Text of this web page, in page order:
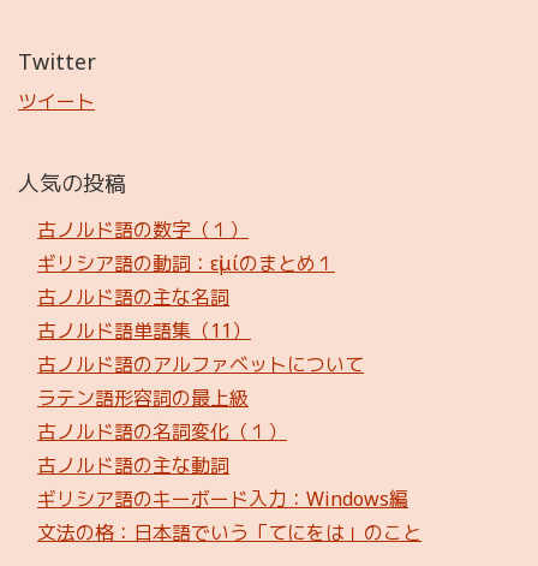
Twitter
ツイート
人気の投稿
古ノルド語の数字（１）
ギリシア語の動詞：εἰμίのまとめ１
古ノルド語の主な名詞
古ノルド語単語集（11）
古ノルド語のアルファベットについて
ラテン語形容詞の最上級
古ノルド語の名詞変化（１）
古ノルド語の主な動詞
ギリシア語のキーボード入力：Windows編
文法の格：日本語でいう「てにをは」のこと